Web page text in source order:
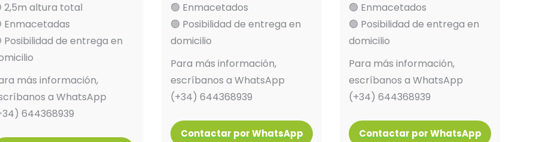
2,5m altura total
Enmacetadas
Posibilidad de entrega en
más información,
a WhatsApp
644368939
🟢 Enmacetados
🟢 Posibilidad de entrega en
domicilio
Para más información,
escríbanos a WhatsApp
(+34) 644368939
🟢 Enmacetados
🟢 Posibilidad de entrega en
domicilio
Para más información,
escríbanos a WhatsApp
(+34) 644368939